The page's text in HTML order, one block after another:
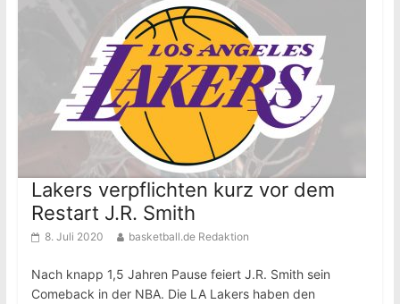
Lakers verpflichten kurz vor dem
Restart J.R. Smith
8. Juli 2020 basketball.de Redaktion
Nach knapp 1,5 Jahren Pause feiert J.R. Smith sein
Comeback in der NBA. Die LA Lakers haben den